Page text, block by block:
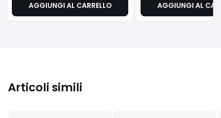
AGGIUNGI AL CARRELLO AGGIUNGI AL
Articoli simili